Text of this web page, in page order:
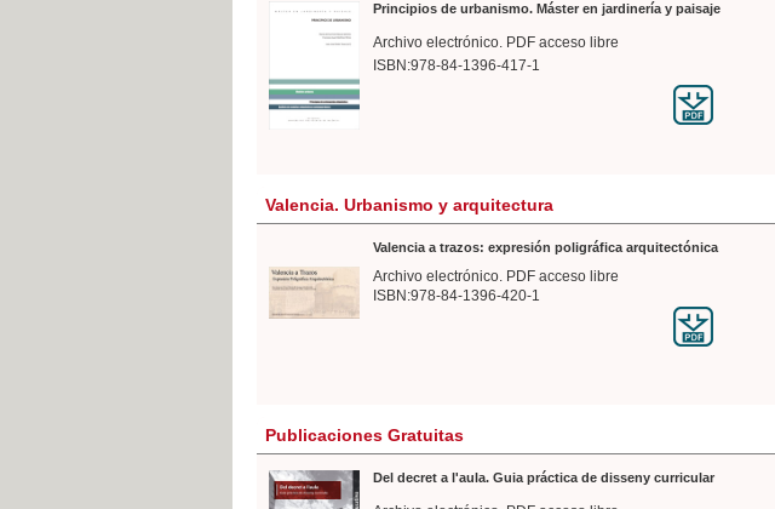
Principios de urbanismo. Máster en jardinería y paisaje
Archivo electrónico. PDF acceso libre
ISBN:978-84-1396-417-1
Valencia. Urbanismo y arquitectura
Valencia a trazos: expresión poligráfica arquitectónica
Archivo electrónico. PDF acceso libre
ISBN:978-84-1396-420-1
Publicaciones Gratuitas
Del decret a l'aula. Guia práctica de disseny curricular